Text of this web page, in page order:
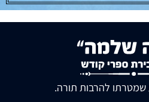
שמטרתו להרבות תורה.